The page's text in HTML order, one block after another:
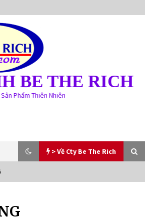
BE THE RICH
Sản Phẩm Thiên Nhiên
> Về Cty Be The Rich
13 years ago